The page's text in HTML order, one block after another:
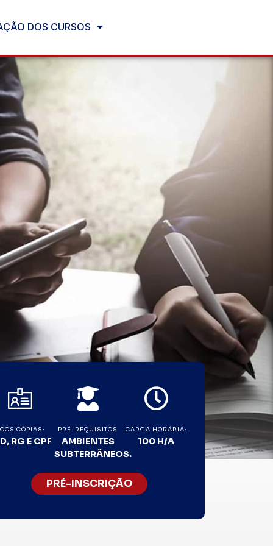
DOS CURSOS
CÓPIAS:
RG E CPF
PRÉ-REQUISITOS
AMBIENTES
SUBTERRÂNEOS.
CARGA HORÁRIA:
100 H/A
PRÉ-INSCRIÇÃO